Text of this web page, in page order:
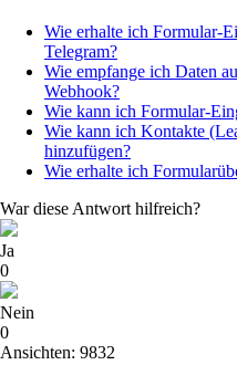
Wie erhalte ich Formular-
Telegram?
Wie empfange ich Daten
Webhook?
Wie kann ich Formular-
Wie kann ich Kontakte
hinzufügen?
Wie erhalte ich
War diese Antwort hilfreich?
Ja
0
Nein
0
Ansichten: 9832